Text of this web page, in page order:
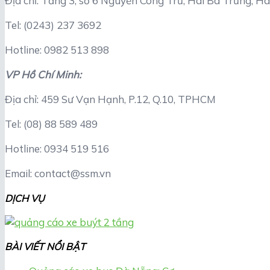
Tel: (0243) 237 3692
Hotline: 0982 513 898
VP Hồ Chí Minh:
Địa chỉ: 459 Sư Vạn Hạnh, P.12, Q.10, TPHCM
Tel: (08) 88 589 489
Hotline: 0934 519 516
Email: contact@ssm.vn
DỊCH VỤ
BÀI VIẾT NỔI BẬT